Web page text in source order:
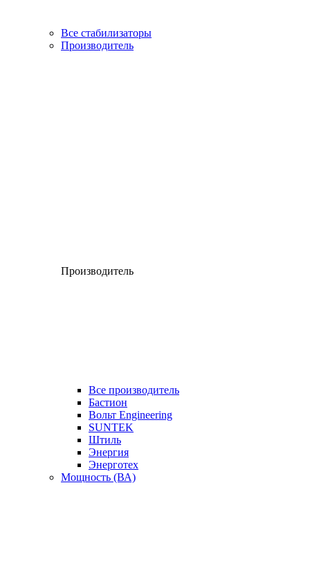
Все стабилизаторы
Производитель
Производитель
Все производитель
Бастион
Вольт Engineering
SUNTEK
Штиль
Энергия
Энерготех
Мощность (ВА)